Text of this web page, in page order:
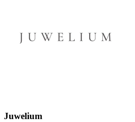
Juwelium